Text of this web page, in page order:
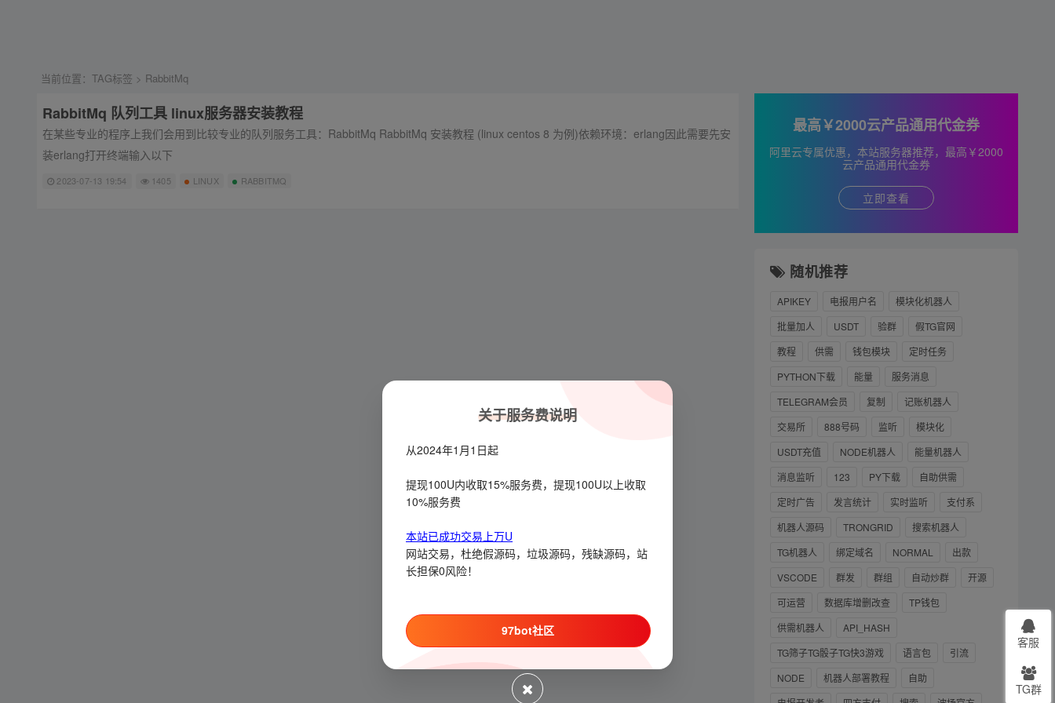
当前位置： TAG标签 > RabbitMq
RabbitMq 队列工具 linux服务器安装教程
在某些专业的程序上我们会用到比较专业的队列服务工具：RabbitMq RabbitMq 安装教程 (linux centos 8 为例)依赖环境：erlang因此需要先安
装erlang打开终端输入以下
2023-07-13 19:54 1405 LINUX RABBITMQ
最高￥2000云产品通用代金券
阿里云专属优惠，本站服务器推荐，最高￥2000
云产品通用代金券
立即查看
随机推荐
APIKEY 电报用户名
模块化机器人
批量加人
USDT 验群
假TG官网
教程
供需 钱包模块
定时任务
PYTHON下载
能量
服务消息
TELEGRAM会员
复制
记账机器人
交易所
888号码 监听
模块化
USDT充值
NODE机器人
能量机器人
消息监听
123 PY下载
自助供需
定时广告
发言统计 实时监听
支付系
机器人源码
TRONGRID
搜索机器人
TG机器人
绑定域名 NORMAL
出款
VSCODE
群发 群组 自动炒群
开源
可运营
数据库增删改查
TP钱包
供需机器人
API_HASH
TG筛子TG骰子TG快3游戏
语言包
引流
NODE
机器人部署教程
自助
客服
TG群
关于服务费说明
从2024年1月1日起
提现100U内收取15%服务费，提现100U以上收取
10%服务费
本站已成功交易上万U
网站交易，杜绝假源码，垃圾源码，残缺源码，站
长担保0风险！
97bot社区